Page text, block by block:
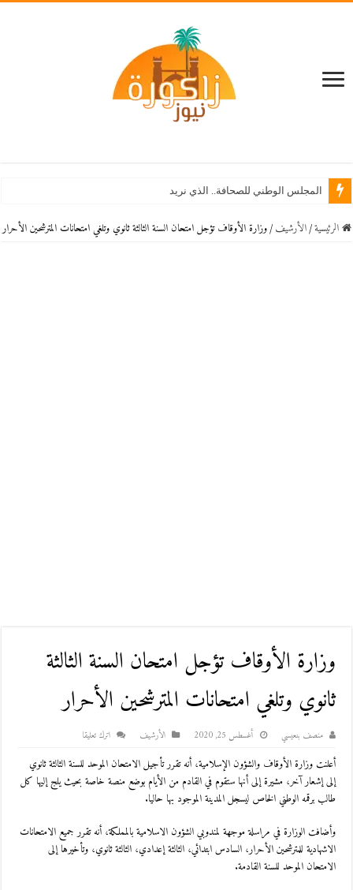
المجلس الوطني للصحافة.. الذي نريد
الرئيسية / اﻷرشيف / وزارة الأوقاف تؤجل امتحان السنة الثالثة ثانوي وتلغي امتحانات المترشحين الأحرار
وزارة الأوقاف تؤجل امتحان السنة الثالثة
ثانوي وتلغي امتحانات المترشحين الأحرار
منصف بنعيسي أغسطس 25, 2020 اﻷرشيف اترك تعليقا
أعلنت وزارة الأوقاف والشؤون الإسلامية، أنه تقرر تأجيل الامتحان الموحد للسنة الثالثة ثانوي
إلى إشعار آخر، مشيرة إلى أنها ستقوم في القادم من الأيام بوضع منصة خاصة بحيث يلج إليها كل
طالب برقمه الوطني الخاص ليسجل المدينة الموجود بها حاليا.
وأضافت الوزارة في مراسلة موجهة لمندوبي الشؤون الاسلامية بالمملكة، أنه تقرر جميع الامتحانات
الاشهادية للمترشحين الأحرار، السادس ابتدائي، الثالثة إعدادي، الثالثة ثانوي، وتأخيرها إلى
الامتحان الموحد للسنة القادمة.